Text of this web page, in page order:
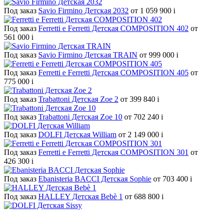
Под заказ Savio Firmino Детская 2032 от 1 059 900 i
Под заказ Ferretti e Ferretti Детская COMPOSITION 402 от
561 000 i
Под заказ Savio Firmino Детская TRAIN от 999 000 i
Под заказ Ferretti e Ferretti Детская COMPOSITION 405 от
775 000 i
Под заказ Trabattoni Детская Zoe 2 от 399 840 i
Под заказ Trabattoni Детская Zoe 10 от 702 240 i
Под заказ DOLFI Детская William от 2 149 000 i
Под заказ Ferretti e Ferretti Детская COMPOSITION 301 от
426 300 i
Под заказ Ebanisteria BACCI Детская Sophie от 703 400 i
Под заказ HALLEY Детская Bebè 1 от 688 800 i